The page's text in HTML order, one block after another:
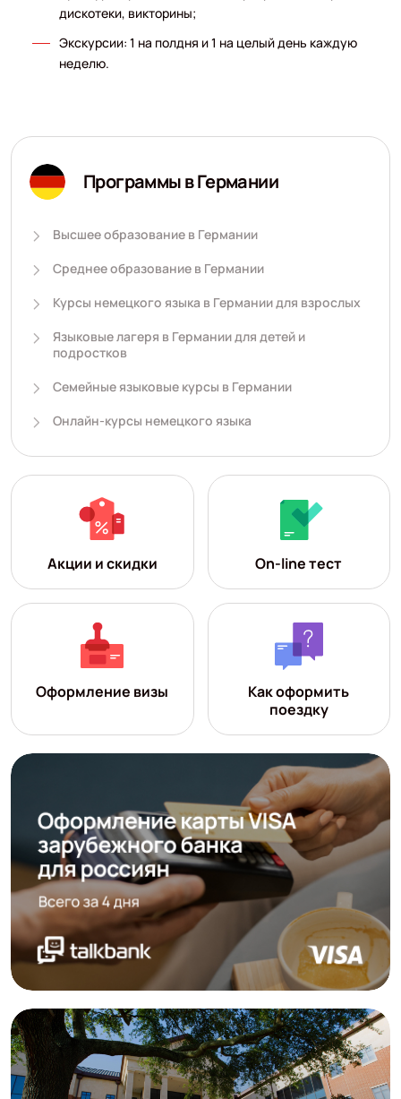
дискотеки, викторины;
Экскурсии: 1 на полдня и 1 на целый день каждую
неделю.
Программы в Германии
Высшее образование в Германии
Среднее образование в Германии
Курсы немецкого языка в Германии для взрослых
Языковые лагеря в Германии для детей и
подростков
Семейные языковые курсы в Германии
Онлайн-курсы немецкого языка
Акции и скидки On-line тест
Оформление визы
Как оформить
поездку